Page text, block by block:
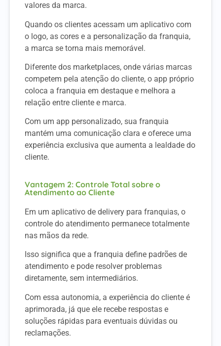
valores da marca.
Quando os clientes acessam um aplicativo com
o logo, as cores e a personalização da franquia,
a marca se torna mais memorável.
Diferente dos marketplaces, onde várias marcas
competem pela atenção do cliente, o app próprio
coloca a franquia em destaque e melhora a
relação entre cliente e marca.
Com um app personalizado, sua franquia
mantém uma comunicação clara e oferece uma
experiência exclusiva que aumenta a lealdade do
cliente.
Vantagem 2: Controle Total sobre o
Atendimento ao Cliente
Em um aplicativo de delivery para franquias, o
controle do atendimento permanece totalmente
nas mãos da rede.
Isso significa que a franquia define padrões de
atendimento e pode resolver problemas
diretamente, sem intermediários.
Com essa autonomia, a experiência do cliente é
aprimorada, já que ele recebe respostas e
soluções rápidas para eventuais dúvidas ou
reclamações.